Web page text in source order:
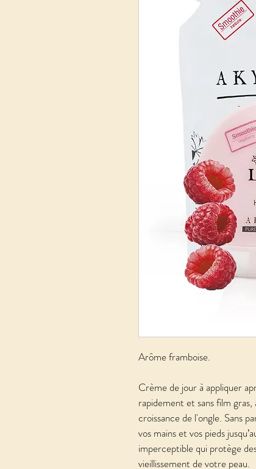
Arôme framboise.
Crème de jour à appliquer
rapidement et sans film
croissance de l'ongle. Sans
vos mains et vos pieds
imperceptible qui protège
vieillissement de votre peau.